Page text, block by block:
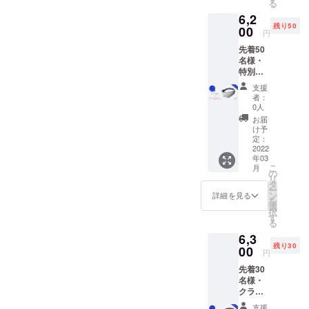
ものや、
ずっと持っ
ておきたく
なるおしゃ
れなものま
で、多彩な
商品展開を
行っており
１
(Midnig
ht
Grey、
Dark
Night)
・専用
ポーチ
×１ ※カ
ラーを
お選び
くださ
い。 ※
製造状
況によ
り出荷
時期が
ご連絡
致しま
す。
る
6,2
00 円
残り50
先着50
名様・
特別割
20%OF
F 定価
7,700円
→
6,200円
（税・
送料
込）
【内
容】 ・
Ostrich
pillow
3D Eye
１
(Midnig
ht
Grey、
Dark
Night)
・専用
支援
者：
0人
お届
け予
定：
2022
年03
月
詳細を見る
こ
の
リ
タ
ー
ン
を
選
択
す
る
6,3
00 円
残り30
先着30
名様・
クラ
ファン
支援